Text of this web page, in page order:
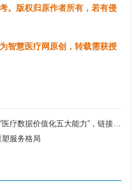
。版权归原作者所有，若有侵
智慧医疗网原创，转载需获授
化五大能力”，链接千家医院、剑指10亿价值！
服务格局